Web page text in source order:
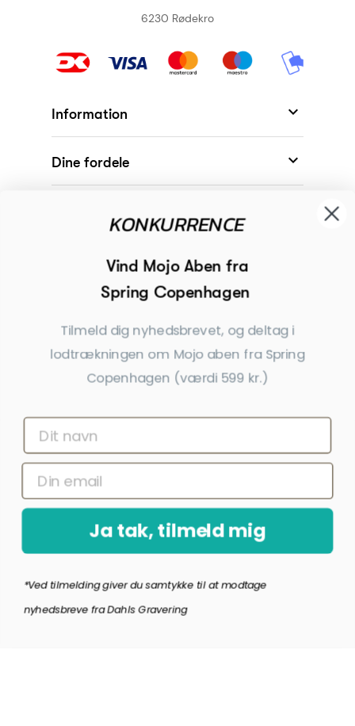
6230 Rødekro
Information 
Dine fordele 
Begivenheder
Tilmeld dig nyhedsbrevet
Få nyheder, tips og tilbud før andre
*Ved at indsende denne formular accepterer jeg, at de indtastede data bruges af Dahls
Gravering til at sende nyhedsbreve og kampagnetilbud. Afmelding kan altid ske nederst
Copyright © Dahls Gravering2026
KONKURRENCE
Vind Mojo Aben fra
Spring Copenhagen
Tilmeld dig nyhedsbrevet, og deltag i
lodtrækningen om Mojo aben fra Spring
Copenhagen (værdi 599 kr.)
Ja tak, tilmeld mig
*Ved tilmelding giver du samtykke til at modtage
nyhedsbreve fra Dahls Gravering